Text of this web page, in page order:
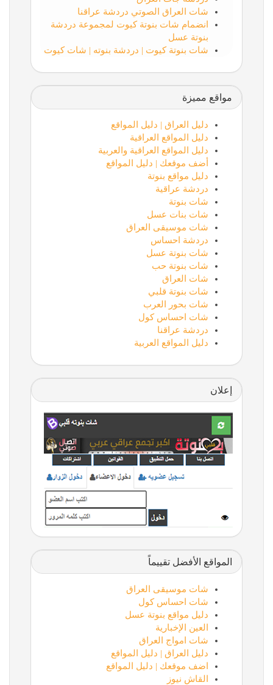
شات العراق الصوتي دردشة عراقنا
انضمام شات بنوتة كيوت لمجموعة دردشة
بنوتة عسل
شات بنوتة كيوت | دردشة بنوته | شات كيوت
مواقع مميزة
دليل العراق | دليل المواقع
دليل المواقع العراقية
دليل المواقع العراقية والعربية
أضف موقعك | دليل المواقع
دليل مواقع بنوتة
دردشة عراقية
شات بنوتة
شات بنات عسل
شات موسيقى العراق
دردشة احساس
شات بنوتة عسل
شات بنوتة حب
شات العراق
شات بنوتة قلبي
شات بحور العرب
شات احساس كول
دردشة عراقنا
دليل المواقع العربية
إعلان
المواقع الأفضل تقييماً
شات موسيقى العراق
شات احساس كول
دليل مواقع بنوتة عسل
العين الإخبارية
شات امواج العراق
دليل العراق | دليل المواقع
اضف موقعك | دليل المواقع
القاش نيوز